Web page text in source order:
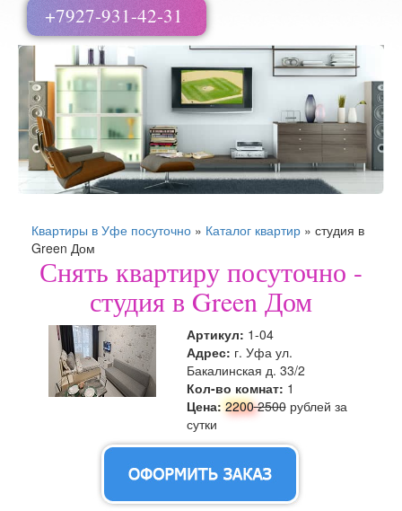
+7927-931-42-31
Квартиры в Уфе посуточно » Каталог квартир » студия в
Green Дом
Снять квартиру посуточно -
студия в Green Дом
Артикул: 1-04
Адрес: г. Уфа ул.
Бакалинская д. 33/2
Кол-во комнат: 1
Цена: 22002500рублей за
сутки